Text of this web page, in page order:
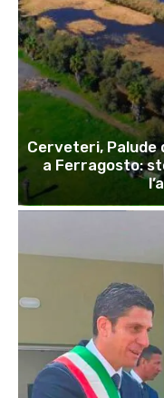
Cerveteri, Palude
a Ferragosto: